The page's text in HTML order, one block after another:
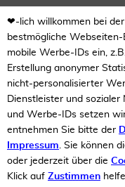
❤-lich willkommen bei der
bestmögliche
mobile Werbe-IDs ein,
Erstellung anonymer
nicht-personalisierter
Dienstleister und sozialer
und Werbe-IDs setzen
entnehmen Sie bitte der
Impressum. Sie können
oder jederzeit über die
Klick auf Zustimmen